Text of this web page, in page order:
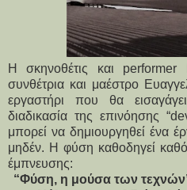
Η σκηνοθέτις και performer
συνθέτρια και μαέστρο
εργαστήρι που θα
διαδικασία της επινόησης
μπορεί να δημιουργηθεί ένα
μηδέν. Η φύση καθοδηγεί
έμπνευσης:
“Φύση, η μούσα των